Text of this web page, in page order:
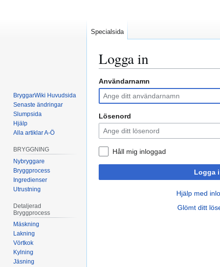
Logga in
Hoppa
navigering
Hoppa
sök
Användarnamn
Lösenord
Håll mig inloggad
Logga
Hjälp med
Glömt ditt
Specialsida
BryggarWiki Huvudsida
Senaste ändringar
Slumpsida
Hjälp
Alla artiklar A-Ö
BRYGGNING
Nybryggare
Bryggprocess
Ingredienser
Utrustning
Detaljerad
Bryggprocess
Mäskning
Lakning
Vörtkok
Kylning
Jäsning